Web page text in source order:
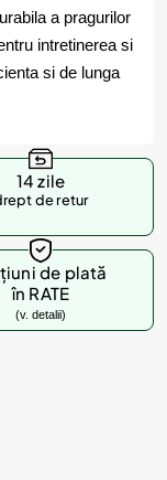
a pragurilor
intretinerea si
si de lunga
14 zile
de retur
de plată
în RATE
(v. detalii)